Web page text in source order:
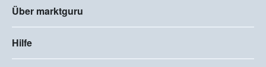
Über marktguru
Hilfe